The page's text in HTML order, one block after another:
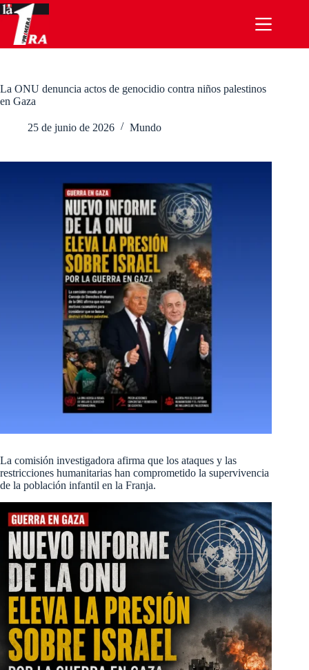
Saltar
al
contenido
La ONU denuncia actos de genocidio contra niños palestinos
en Gaza
25 de junio de 2026 Mundo
La comisión investigadora afirma que los ataques y las
restricciones humanitarias han comprometido la supervivencia
de la población infantil en la Franja.